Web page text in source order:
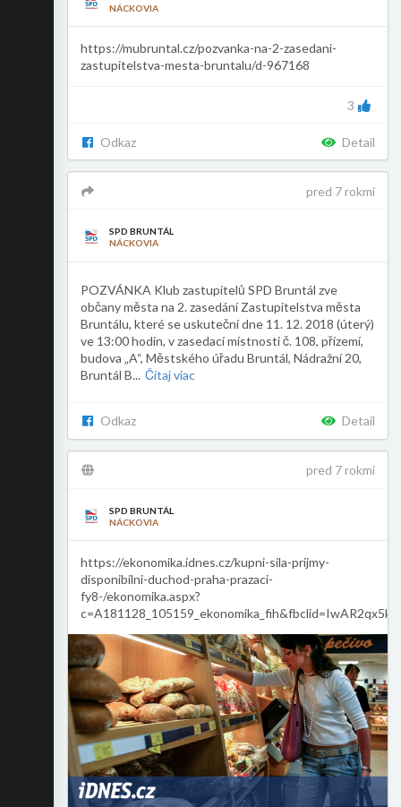
NÁCKOVIA
https://mubruntal.cz/pozvanka-na-2-zasedani-
zastupitelstva-mesta-bruntalu/d-967168
3
Odkaz Detail
pred 7 rokmi
SPD BRUNTÁL
NÁCKOVIA
POZVÁNKA Klub zastupitelů SPD Bruntál zve
občany města na 2. zasedání Zastupitelstva města
Bruntálu, které se uskuteční dne 11. 12. 2018 (úterý)
ve 13:00 hodin, v zasedací místnosti č. 108, přízemí,
budova „A“, Městského úřadu Bruntál, Nádražní 20,
Bruntál B... Čítaj viac
Odkaz Detail
pred 7 rokmi
SPD BRUNTÁL
NÁCKOVIA
https://ekonomika.idnes.cz/kupni-sila-prijmy-
disponibilni-duchod-praha-prazaci-
fy8-/ekonomika.aspx?